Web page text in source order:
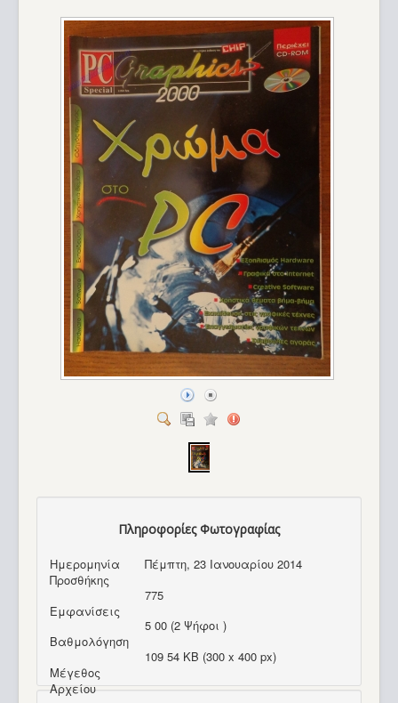
Sinclair ZX Spectrum (48K) Saga 1 Emperor
Πληροφορίες Φωτογραφίας
Ημερομηνία
Προσθήκης
Πέμπτη, 23 Ιανουαρίου 2014
Εμφανίσεις
775
Βαθμολόγηση
5 00 (2 Ψήφοι )
Μέγεθος
Αρχείου
109 54 KB (300 x 400 px)